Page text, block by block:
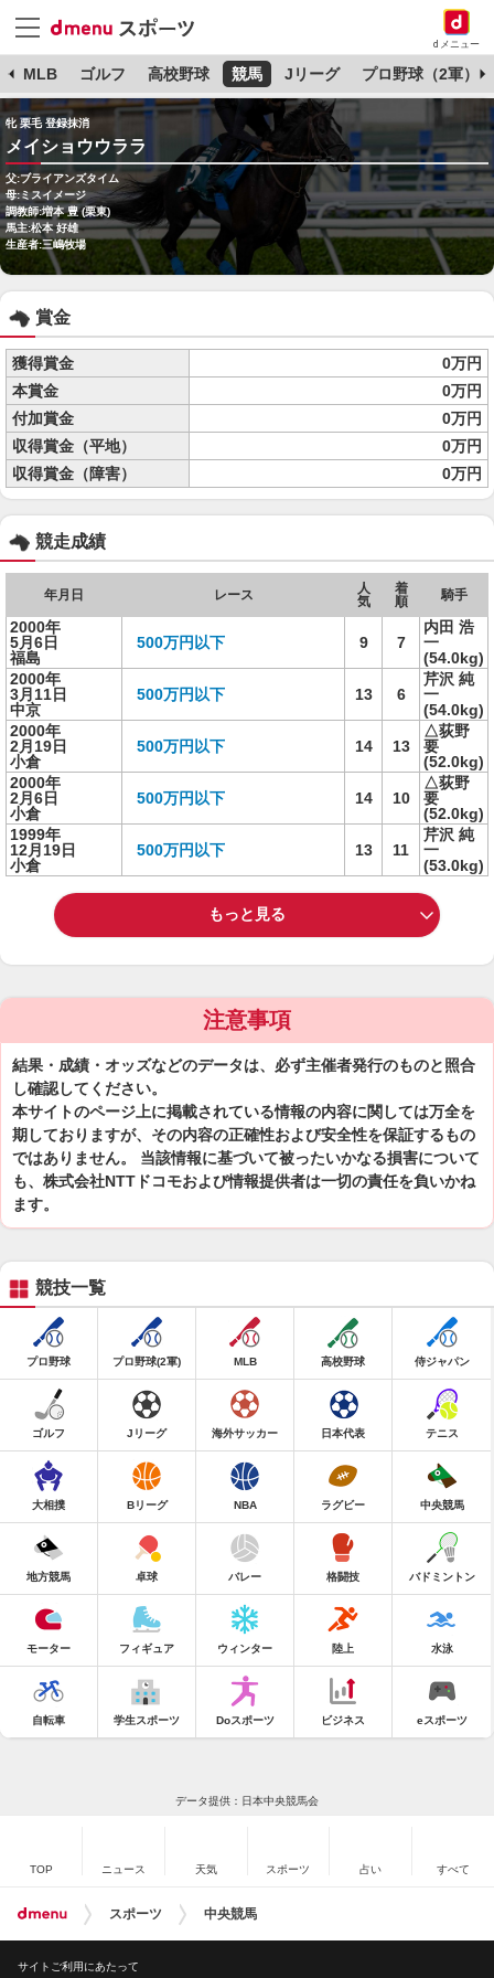
dメニュー
MLB ゴルフ 高校野球 競馬 Jリーグ プロ野球（2軍）
牝 栗毛 登録抹消
メイショウウララ
父:ブライアンズタイム
母:ミスイメージ
調教師:増本 豊 (栗東)
馬主:松本 好雄
生産者:三嶋牧場
賞金
獲得賞金
0万円
本賞金
0万円
付加賞金
0万円
収得賞金（平地）
0万円
収得賞金（障害）
0万円
競走成績
年月日 レース
人
気
着
順
騎手
2000年
5月6日
福島
500万円以下 9 7
内田 浩
一
(54.0kg)
2000年
3月11日
中京
500万円以下 13 6
芹沢 純
一
(54.0kg)
2000年
2月19日
小倉
500万円以下 14 13
△荻野
要
(52.0kg)
2000年
2月6日
小倉
500万円以下 14 10
△荻野
要
(52.0kg)
1999年
12月19日
小倉
500万円以下 13 11
芹沢 純
一
(53.0kg)
もっと見る
注意事項
結果・成績・オッズなどのデータは、必ず主催者発行のものと照合
し確認してください。
本サイトのページ上に掲載されている情報の内容に関しては万全を
期しておりますが、その内容の正確性および安全性を保証するもの
ではありません。 当該情報に基づいて被ったいかなる損害について
も、株式会社NTTドコモおよび情報提供者は一切の責任を負いかね
ます。
競技一覧
プロ野球 プロ野球(2軍) MLB 高校野球 侍ジャパン
ゴルフ Jリーグ 海外サッカー 日本代表 テニス
大相撲 Bリーグ NBA ラグビー 中央競馬
地方競馬 卓球 バレー 格闘技 バドミントン
モーター フィギュア ウィンター 陸上 水泳
自転車 学生スポーツ Doスポーツ ビジネス eスポーツ
データ提供：日本中央競馬会
TOP ニュース 天気 スポーツ 占い すべて
スポーツ 中央競馬
サイトご利用にあたって